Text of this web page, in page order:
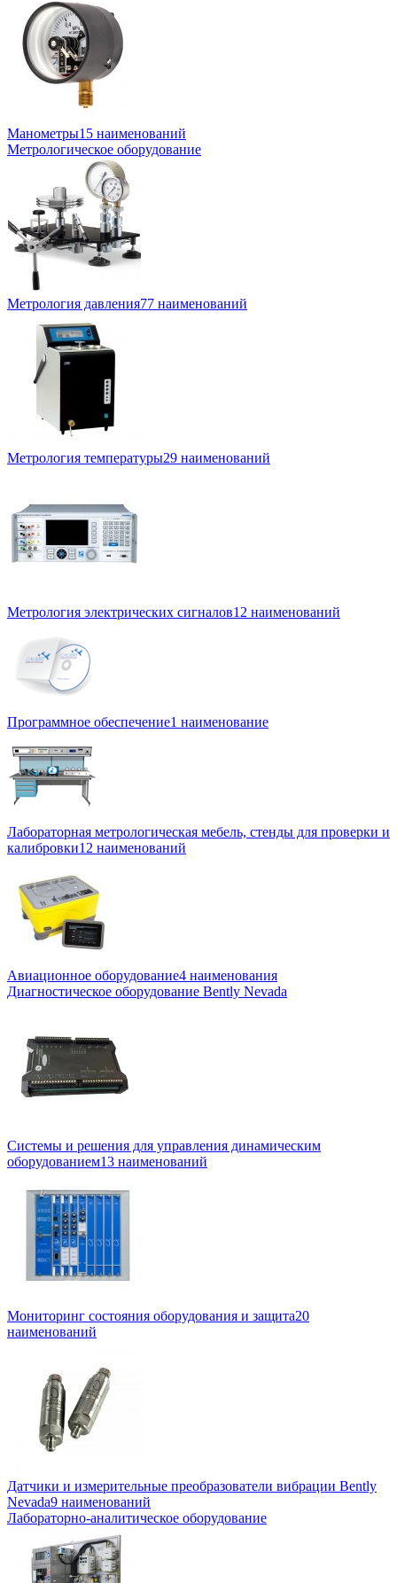
Манометры15 наименований
Метрологическое оборудование
Метрология давления77 наименований
Метрология температуры29 наименований
Метрология электрических сигналов12 наименований
Программное обеспечение1 наименование
Лабораторная метрологическая мебель, стенды для проверки и
калибровки12 наименований
Авиационное оборудование4 наименования
Диагностическое оборудование Bently Nevada
Системы и решения для управления динамическим
оборудованием13 наименований
Мониторинг состояния оборудования и защита20
наименований
Датчики и измерительные преобразователи вибрации Bently
Nevada9 наименований
Лабораторно-аналитическое оборудование